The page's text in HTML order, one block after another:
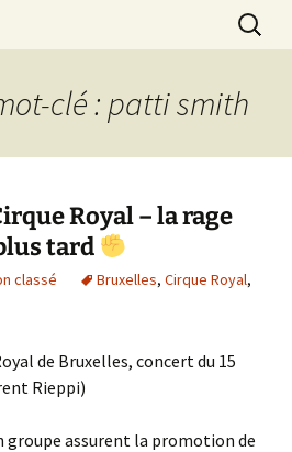
· Historien du rock ·
clé : patti smith
Royal – la rage
tard
classé Bruxelles, Cirque Royal,
de Bruxelles, concert du 15
Rieppi)
groupe assurent la promotion de